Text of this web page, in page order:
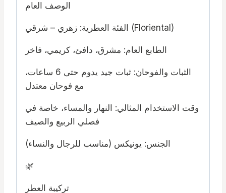
الوصف العام
الفئة العطرية: زهري – شرقي (Floriental)
الطابع العام: مشرق، دافئ، كريمي، فاخر
الثبات والفوحان: ثبات جيد يدوم حتى 6 ساعات،
مع فوحان معتدل
وقت الاستخدام المثالي: النهار والمساء، خاصة في
فصلي الربيع والصيف
الجنس: يونيكس (مناسب للرجال والنساء)
🌿
تركيبة العطر